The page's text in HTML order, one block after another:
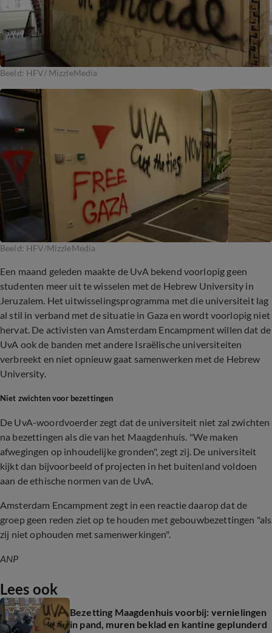
Beeld: HFV/ MizzleMedia
Beeld: HFV/MizzleMedia
Een maand geleden maakte de UvA bekend voorlopig geen
studenten meer uit te wisselen met de Hebrew University in
Jeruzalem. Het uitwisselingsprogramma met die universiteit lag
al stil in verband met de situatie in Gaza en wordt voorlopig niet
hervat. De activisten van Amsterdam Encampment willen dat de
UvA ook de banden met andere Israëlische universiteiten
verbreekt en niet opnieuw gaat samenwerken met de Hebrew
University.
Niet zwichten voor bezettingen
De UvA-woordvoerder zegt dat de universiteit niet zal zwichten
na bezettingen als die van het Maagdenhuis. "We maken
afwegingen op inhoudelijke gronden", zegt zij. De universiteit
kijkt dan bijvoorbeeld of projecten in het buitenland voldoen
aan de ethische normen van de UvA.
Amsterdam Encampment zegt in een reactie daarop dat de
groep geen reden ziet op te houden met gebouwbezettingen "als
zij niet ophouden met samenwerkingen".
ANP
Lees ook
Bezetting Maagdenhuis voorbij: vernielingen
in pand, muren beklad en kantine geplunderd